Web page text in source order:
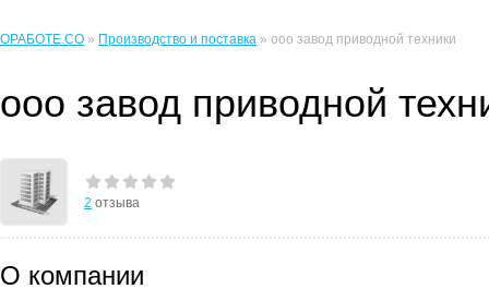
ОРАБОТЕ.CO » Производство и поставка » ооо завод приводной техники
ооо завод приводной
2 отзыва
О компании